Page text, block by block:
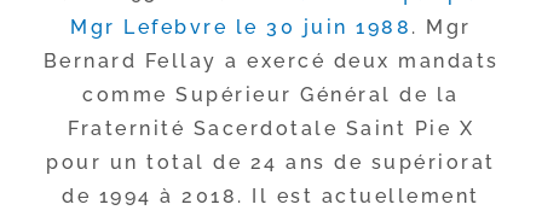
Mgr Lefebvre le 30 juin 1988 . Mgr
Bernard Fellay a exer­cé deux man­dats
comme Supérieur Général de la
Fraternité Sacerdotale Saint Pie X
pour un total de 24 ans de supé­rio­rat
de 1994 à 2018. Il est actuel­le­ment